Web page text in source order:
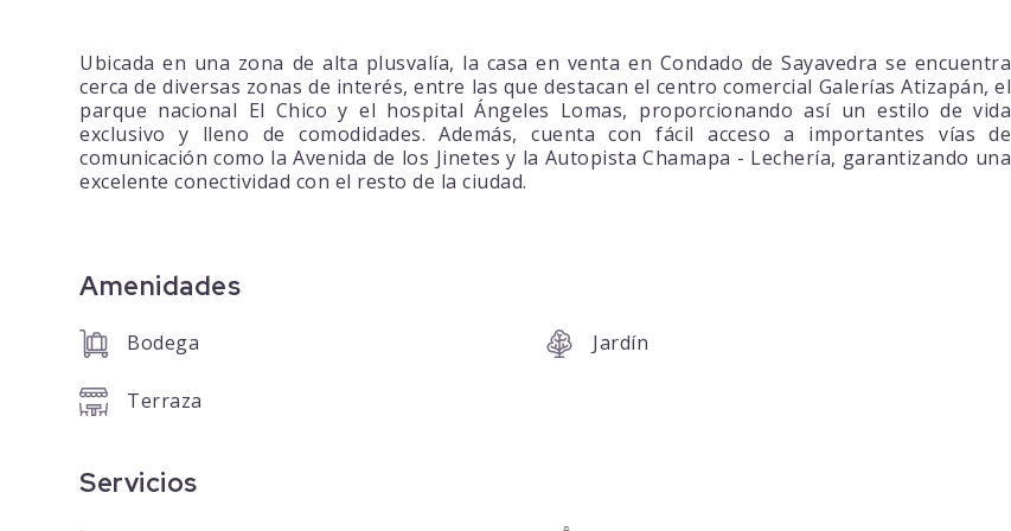
Ubicada en una zona de alta plusvalía, la casa en venta en Condado de Sayavedra se encuentra
cerca de diversas zonas de interés, entre las que destacan el centro comercial Galerías Atizapán, el
parque nacional El Chico y el hospital Ángeles Lomas, proporcionando así un estilo de vida
exclusivo y lleno de comodidades. Además, cuenta con fácil acceso a importantes vías de
comunicación como la Avenida de los Jinetes y la Autopista Chamapa - Lechería, garantizando una
excelente conectividad con el resto de la ciudad.
Amenidades
Bodega Jardín
Terraza
Servicios